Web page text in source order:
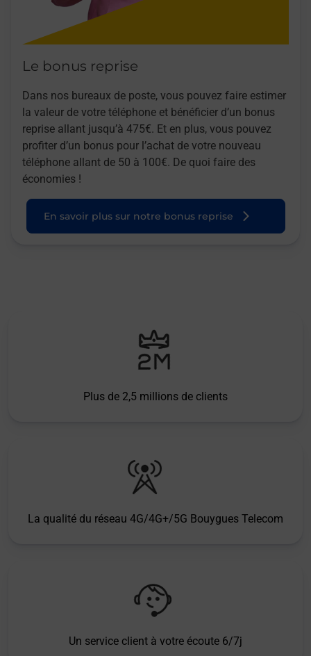
Le bonus reprise
Dans nos bureaux de poste, vous pouvez faire estimer
la valeur de votre téléphone et bénéficier d’un bonus
reprise allant jusqu’à 475€. Et en plus, vous pouvez
profiter d’un bonus pour l’achat de votre nouveau
téléphone allant de 50 à 100€. De quoi faire des
économies !
En savoir plus sur notre bonus reprise
Plus de 2,5 millions de clients
La qualité du réseau 4G/4G+/5G Bouygues Telecom
Un service client à votre écoute 6/7j